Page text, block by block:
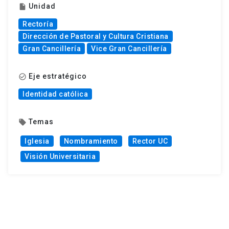
insert_drive_file Unidad
Rectoría
Dirección de Pastoral y Cultura Cristiana
Gran Cancillería
Vice Gran Cancillería
check_circle_outline Eje estratégico
Identidad católica
local_offer Temas
Iglesia Nombramiento
Rector UC
Visión Universitaria